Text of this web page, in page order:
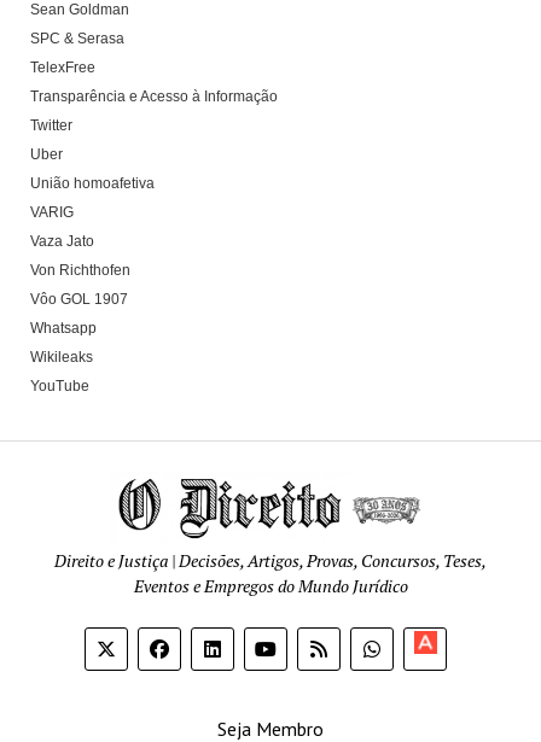
Sean Goldman
SPC & Serasa
TelexFree
Transparência e Acesso à Informação
Twitter
Uber
União homoafetiva
VARIG
Vaza Jato
Von Richthofen
Vôo GOL 1907
Whatsapp
Wikileaks
YouTube
Direito e Justiça | Decisões, Artigos, Provas, Concursos, Teses,
Eventos e Empregos do Mundo Jurídico
Seja Membro